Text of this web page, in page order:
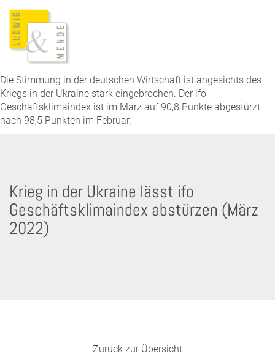
Die Stimmung in der deutschen Wirtschaft ist angesichts des
Kriegs in der Ukraine stark eingebrochen. Der ifo
Geschäftsklimaindex ist im März auf 90,8 Punkte abgestürzt,
nach 98,5 Punkten im Februar.
Krieg in der Ukraine lässt ifo
Geschäftsklimaindex abstürzen (März
2022)
Zurück zur Übersicht